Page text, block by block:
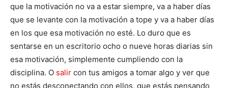
que la motivación no va a estar siempre, va a haber días
que se levante con la motivación a tope y va a haber días
en los que esa motivación no esté. Lo duro que es
sentarse en un escritorio ocho o nueve horas diarias sin
esa motivación, simplemente cumpliendo con la
disciplina. O salir con tus amigos a tomar algo y ver que
no estás desconectando con ellos, que estás pensando